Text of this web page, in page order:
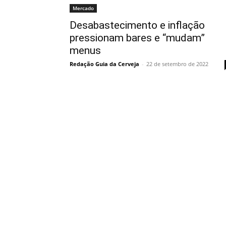
Mercado
Desabastecimento e inflação
pressionam bares e “mudam”
menus
Redação Guia da Cerveja - 22 de setembro de 2022